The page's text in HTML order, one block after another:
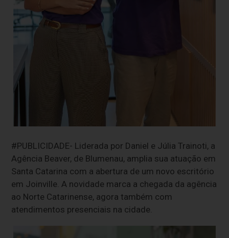
#PUBLICIDADE- Liderada por Daniel e Júlia Trainoti, a
Agência Beaver, de Blumenau, amplia sua atuação em
Santa Catarina com a abertura de um novo escritório
em Joinville. A novidade marca a chegada da agência
ao Norte Catarinense, agora também com
atendimentos presenciais na cidade.